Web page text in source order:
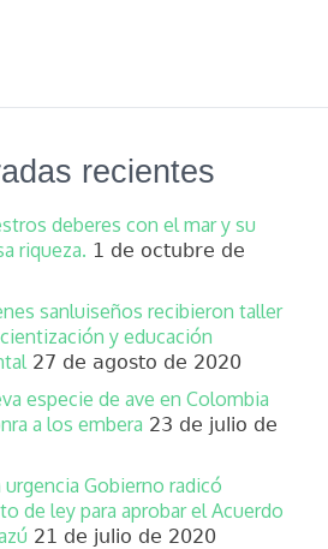
recientes
deberes con el mar y su
riqueza. 1 de octubre de
sanluiseños recibieron taller
y educación
27 de agosto de 2020
especie de ave en Colombia
a los embera 23 de julio de
urgencia Gobierno radicó
de ley para aprobar el Acuerdo
21 de julio de 2020